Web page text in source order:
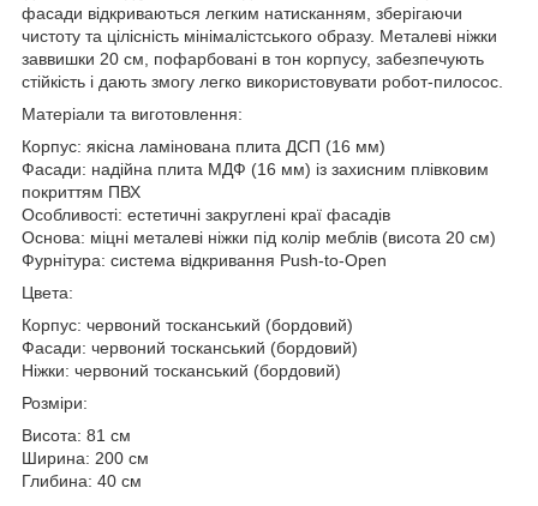
фасади відкриваються легким натисканням, зберігаючи
чистоту та цілісність мінімалістського образу. Металеві ніжки
заввишки 20 см, пофарбовані в тон корпусу, забезпечують
стійкість і дають змогу легко використовувати робот-пилосос.
Матеріали та виготовлення:
Корпус: якісна ламінована плита ДСП (16 мм)
Фасади: надійна плита МДФ (16 мм) із захисним плівковим
покриттям ПВХ
Особливості: естетичні закруглені краї фасадів
Основа: міцні металеві ніжки під колір меблів (висота 20 см)
Фурнітура: система відкривання Push-to-Open
Цвета:
Корпус: червоний тосканський (бордовий)
Фасади: червоний тосканський (бордовий)
Ніжки: червоний тосканський (бордовий)
Розміри:
Висота: 81 см
Ширина: 200 см
Глибина: 40 см